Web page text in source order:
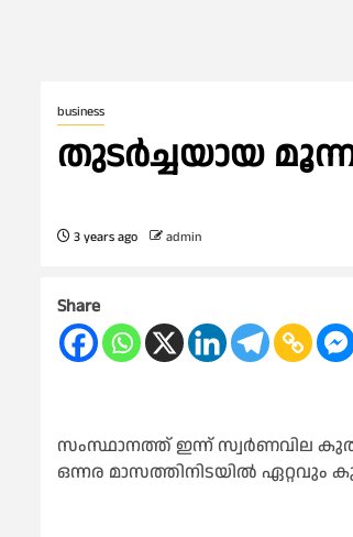
business
തുടർച്ചയായ
3 years ago admin
Share
സംസ്ഥാനത്ത് ഇന്ന് സ്വർണവില
ഒന്നര മാസത്തിനിടയിൽ ഏറ്റവും